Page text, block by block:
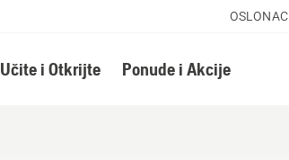
OSLONAC
Učite i Otkrijte Ponude i Akcije